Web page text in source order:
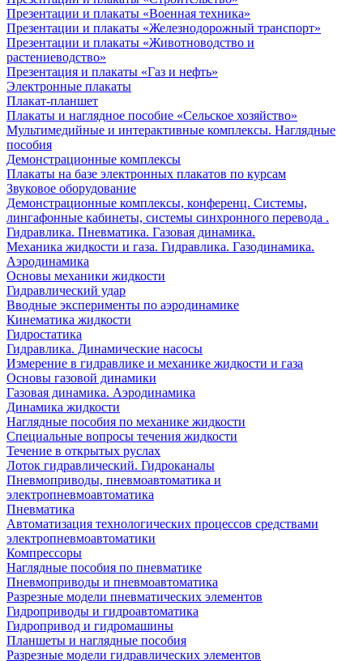
Презентации и плакаты «Военная техника»
Презентации и плакаты «Железнодорожный транспорт»
Презентации и плакаты «Животноводство и
растениеводство»
Презентация и плакаты «Газ и нефть»
Электронные плакаты
Плакат-планшет
Плакаты и наглядное пособие «Сельское хозяйство»
Мультимедийные и интерактивные комплексы. Наглядные
пособия
Демонстрационные комплексы
Плакаты на базе электронных плакатов по курсам
Звуковое оборудование
Демонстрационные комплексы, конференц. Системы,
лингафонные кабинеты, системы синхронного перевода .
Гидравлика. Пневматика. Газовая динамика.
Механика жидкости и газа. Гидравлика. Газодинамика.
Аэродинамика
Основы механики жидкости
Гидравлический удар
Вводные эксперименты по аэродинамике
Кинематика жидкости
Гидростатика
Гидравлика. Динамические насосы
Измерение в гидравлике и механике жидкости и газа
Основы газовой динамики
Газовая динамика. Аэродинамика
Динамика жидкости
Наглядные пособия по механике жидкости
Специальные вопросы течения жидкости
Течение в открытых руслах
Лоток гидравлический. Гидроканалы
Пневмоприводы, пневмоавтоматика и
электропневмоавтоматика
Пневматика
Автоматизация технологических процессов средствами
электропневмоавтоматики
Компрессоры
Наглядные пособия по пневматике
Пневмоприводы и пневмоавтоматика
Разрезные модели пневматических элементов
Гидроприводы и гидроавтоматика
Гидропривод и гидромашины
Планшеты и наглядные пособия
Разрезные модели гидравлических элементов